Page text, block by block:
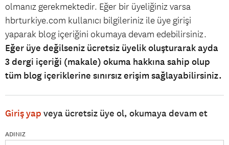
olmanız gerekmektedir. Eğer bir üyeliğiniz varsa
hbrturkiye.com kullanıcı bilgileriniz ile üye girişi
yaparak blog içeriğini okumaya devam edebilirsiniz.
Eğer üye değilseniz ücretsiz üyelik oluşturarak ayda
3 dergi içeriği (makale) okuma hakkına sahip olup
tüm blog içeriklerine sınırsız erişim sağlayabilirsiniz.
Giriş yap veya ücretsiz üye ol, okumaya devam et
ADINIZ